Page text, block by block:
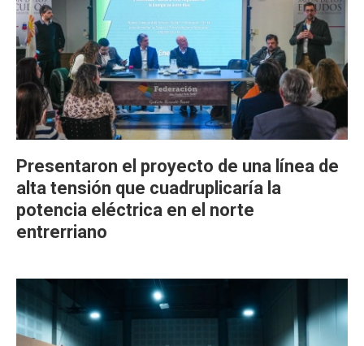
Presentaron el proyecto de una línea de
alta tensión que cuadruplicaría la
potencia eléctrica en el norte
entrerriano